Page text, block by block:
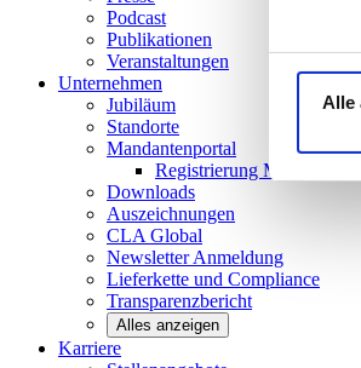
Alle
Podcast
Publikationen
Veranstaltungen
Unternehmen
Jubiläum
Standorte
Mandantenportal
Registrierung
Downloads
Auszeichnungen
CLA Global
NewsletterAnmeldung
Lieferkette und Compliance
Transparenzbericht
Alles anzeigen
Karriere